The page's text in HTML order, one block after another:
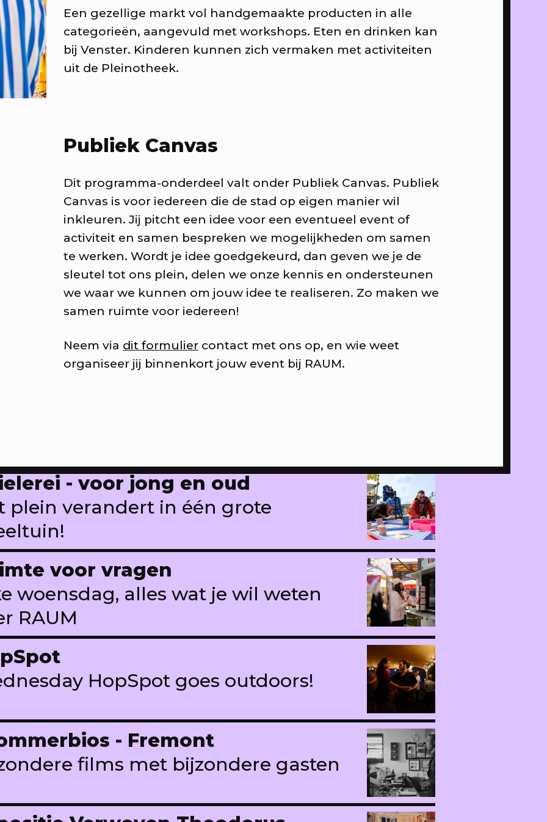
jouw idee op ons plein.
bij RAUM
presenteert bijzondere creatieve
in het Makershuis
- Kajillionaire
x Pop-Up Hondenclub
gezellige meet-up voor alle
voor vragen
woensdag, alles wat je wil weten
RAUM
- voor jong en oud
plein verandert in één grote
voor vragen
woensdag, alles wat je wil weten
RAUM
HopSpot goes outdoors!
- Fremont
films met bijzondere gasten
Een gezellige markt vol handgemaakte producten in alle
categorieën, aangevuld met workshops. Eten en drinken kan
bij Venster. Kinderen kunnen zich vermaken met activiteiten
uit de Pleinotheek.
Publiek Canvas
Dit programma-onderdeel valt onder Publiek Canvas. Publiek
Canvas is voor iedereen die de stad op eigen manier wil
inkleuren. Jij pitcht een idee voor een eventueel event of
activiteit en samen bespreken we mogelijkheden om samen
te werken. Wordt je idee goedgekeurd, dan geven we je de
sleutel tot ons plein, delen we onze kennis en ondersteunen
we waar we kunnen om jouw idee te realiseren. Zo maken we
samen ruimte voor iedereen!
Neem via dit formulier contact met ons op, en wie weet
organiseer jij binnenkort jouw event bij RAUM.